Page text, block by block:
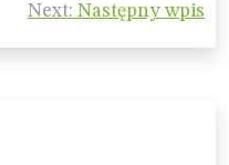
Next: Następny wpis